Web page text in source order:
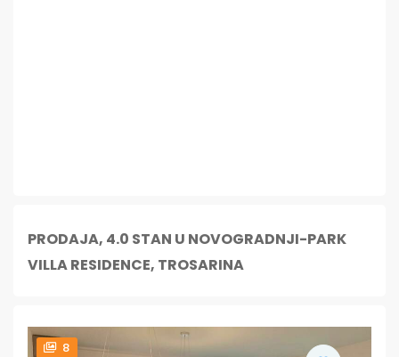
PRODAJA, 4.0 STAN U NOVOGRADNJI-PARK
VILLA RESIDENCE, TROSARINA
8